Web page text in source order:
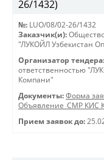
26/1432)
№: LUO/08/02-26/1432
Заказчик(и):
"ЛУКОЙЛ Узбекистан
Организатор тендера:
ответственностью
Компани"
Документы: Форма
Объявление_СМР КИС
Прием заявок до: